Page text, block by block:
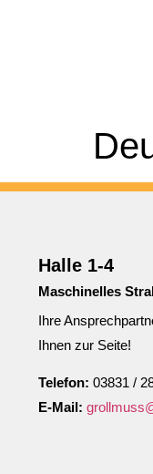
Halle 1-4
Maschinelles
Ihre
Ihnen zur Seite!
Telefon: 03831 /
E-Mail: